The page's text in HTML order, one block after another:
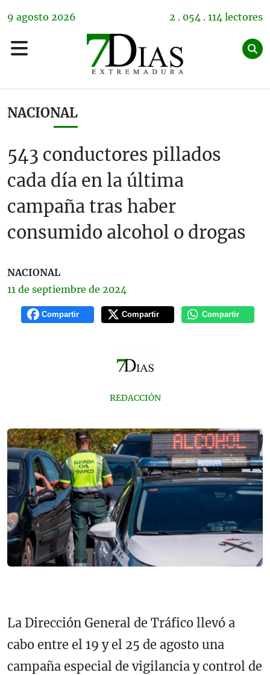
9 agosto 2026 2 . 054 . 114 lectores
NACIONAL
543 conductores pillados
cada día en la última
campaña tras haber
consumido alcohol o drogas
NACIONAL
11 de septiembre de 2024
Compartir Compartir Compartir
REDACCIÓN
La Dirección General de Tráfico llevó a
cabo entre el 19 y el 25 de agosto una
campaña especial de vigilancia y control de